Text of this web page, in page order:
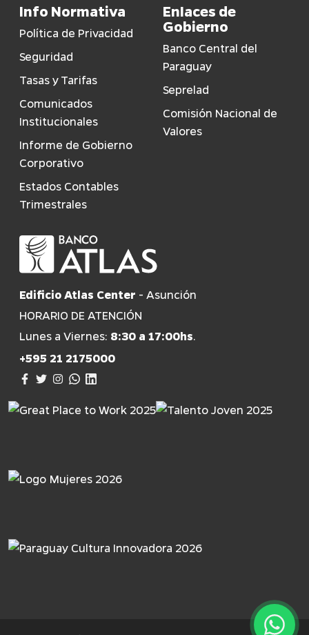
Edificio Atlas Center - Asunción
HORARIO DE ATENCIÓN
Lunes a Viernes: 8:30 a 17:00hs.
+595 21 2175000
Info Normativa
Política de Privacidad
Seguridad
Tasas y Tarifas
Comunicados
Institucionales
Informe de Gobierno
Corporativo
Estados Contables
Trimestrales
Enlaces de
Gobierno
Banco Central del
Paraguay
Seprelad
Comisión Nacional de
Valores